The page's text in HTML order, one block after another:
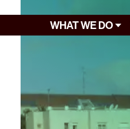
WHAT WE DO